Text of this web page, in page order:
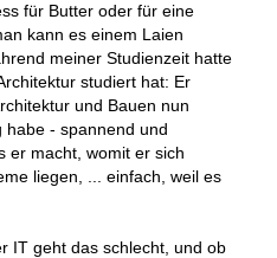
für Butter oder für eine
kann es einem Laien
meiner Studienzeit hatte
studiert hat: Er
und Bauen nun
habe - spannend und
er macht, womit er sich
liegen, ... einfach, weil es
IT geht das schlecht, und ob